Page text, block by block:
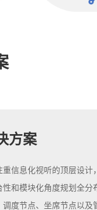
方案
信息化视听的顶层设
和模块化角度规划全
度节点、坐席节点以